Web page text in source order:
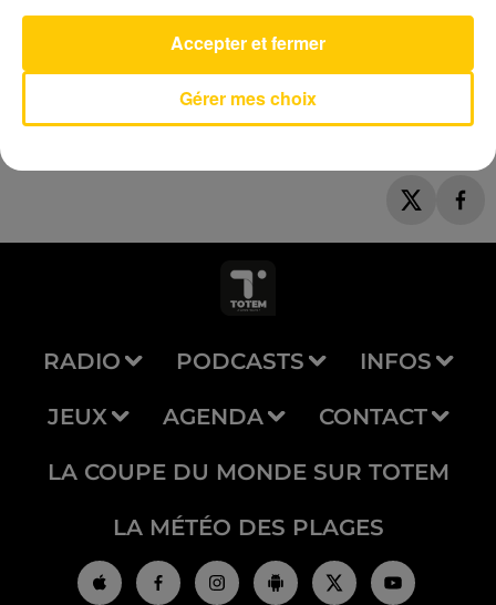
Hey Brother
AVICII
RADIO PODCASTS INFOS
JEUX AGENDA CONTACT
LA COUPE DU MONDE SUR TOTEM
LA MÉTÉO DES PLAGES
Gérer mes choix
Accepter et fermer